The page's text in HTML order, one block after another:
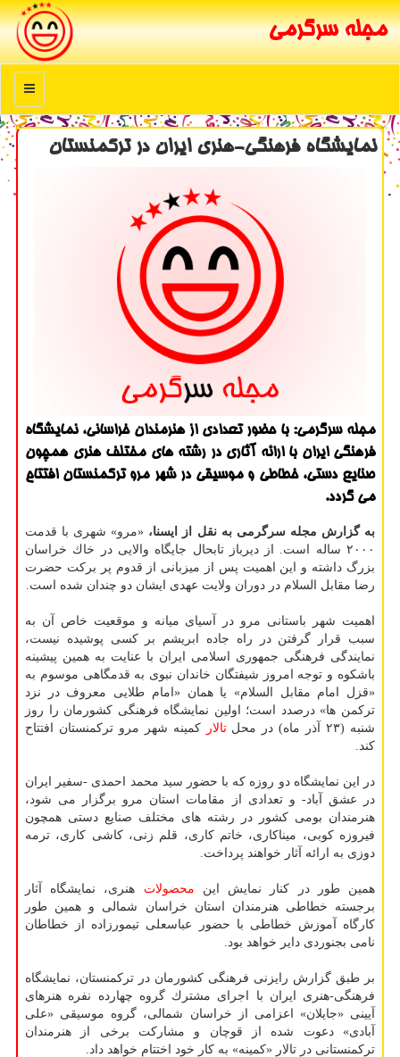
مجله سرگرمی
منو
نمایشگاه فرهنگی-هنری ایران در تركمنستان
مجله سرگرمی: با حضور تعدادی از هنرمندان خراسانی، نمایشگاه
فرهنگی ایران با ارائه آثاری در رشته های مختلف هنری همچون
صنایع دستی، خطاطی و موسیقی در شهر مرو تركمنستان افتتاح
می گردد.
به گزارش مجله سرگرمی به نقل از ایسنا، «مرو» شهری با قدمت
۲۰۰۰ ساله است. از دیرباز تابحال جایگاه والایی در خاك خراسان
بزرگ داشته و این اهمیت پس از میزبانی از قدوم پر بركت حضرت
رضا مقابل السلام در دوران ولایت عهدی ایشان دو چندان شده است.
اهمیت شهر باستانی مرو در آسیای میانه و موقعیت خاص آن به
سبب قرار گرفتن در راه جاده ابریشم بر كسی پوشیده نیست،
نمایندگی فرهنگی جمهوری اسلامی ایران با عنایت به همین پیشینه
باشكوه و توجه امروز شیفتگان خاندان نبوی به قدمگاهی موسوم به
«قزل امام مقابل السلام» یا همان «امام طلایی معروف در نزد
تركمن ها» درصدد است؛ اولین نمایشگاه فرهنگی كشورمان را روز
شنبه (۲۳ آذر ماه) در محل
تالار
كمینه شهر مرو تركمنستان افتتاح
كند.
در این نمایشگاه دو روزه كه با حضور سید محمد احمدی -سفیر ایران
در عشق آباد- و تعدادی از مقامات استان مرو برگزار می شود،
هنرمندان بومی كشور در رشته های مختلف صنایع دستی همچون
فیروزه كوبی، میناكاری، خاتم كاری، قلم زنی، كاشی كاری، ترمه
دوزی به ارائه آثار خواهند پرداخت.
همین طور در كنار نمایش این محصولات هنری، نمایشگاه آثار
برجسته خطاطی هنرمندان استان خراسان شمالی و همین طور
كارگاه آموزش خطاطی با حضور عباسعلی تیمورزاده از خطاطان
نامی بجنوردی دایر خواهد بود.
بر طبق گزارش رایزنی فرهنگی كشورمان در تركمنستان، نمایشگاه
فرهنگی-هنری ایران با اجرای مشترك گروه چهارده نفره هنرهای
آیینی «جایلان» اعزامی از خراسان شمالی، گروه موسیقی «علی
آبادی» دعوت شده از قوچان و مشاركت برخی از هنرمندان
تركمنستانی در تالار «كمینه» به كار خود اختتام خواهد داد.